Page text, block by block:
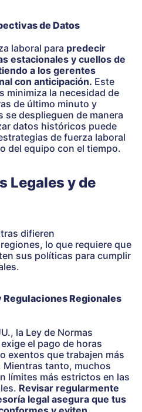
de Datos
laboral para predecir
estacionales y cuellos de
a los gerentes
con anticipación. Este
minimiza la necesidad de
de último minuto y
se desplieguen de manera
datos históricos puede
de fuerza laboral
del equipo con el tiempo.
Legales y de
difieren
lo que requiere que
sus políticas para cumplir
Regulaciones Regionales
la Ley de Normas
el pago de horas
exentos que trabajen más
Mientras tanto, muchos
límites más estrictos en las
Revisar regularmente
legal asegura que tus